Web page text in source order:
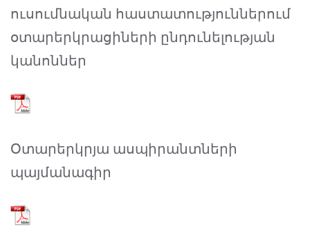
ուսումնական հաստատություններում
օտարերկրացիների ընդունելության
կանոններ
Օտարերկրյա ասպիրանտների
պայմանագիր